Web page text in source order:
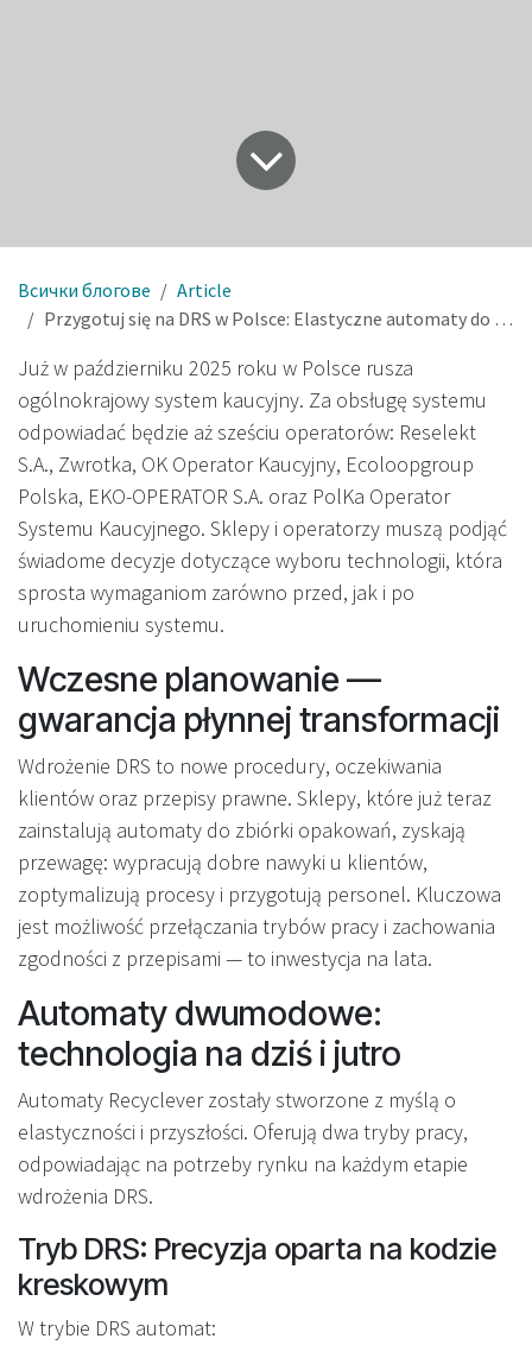
Всички блогове
Article
Przygotuj się na DRS w Polsce: Elastyczne automaty do zbiórki opakowań
Już w październiku 2025 roku w Polsce rusza
ogólnokrajowy system kaucyjny. Za obsługę systemu
odpowiadać będzie aż sześciu operatorów: Reselekt
S.A., Zwrotka, OK Operator Kaucyjny, Ecoloopgroup
Polska, EKO-OPERATOR S.A. oraz PolKa Operator
Systemu Kaucyjnego. Sklepy i operatorzy muszą podjąć
świadome decyzje dotyczące wyboru technologii, która
sprosta wymaganiom zarówno przed, jak i po
uruchomieniu systemu.
Wczesne planowanie —
gwarancja płynnej transformacji
Wdrożenie DRS to nowe procedury, oczekiwania
klientów oraz przepisy prawne. Sklepy, które już teraz
zainstalują automaty do zbiórki opakowań, zyskają
przewagę: wypracują dobre nawyki u klientów,
zoptymalizują procesy i przygotują personel. Kluczowa
jest możliwość przełączania trybów pracy i zachowania
zgodności z przepisami — to inwestycja na lata.
Automaty dwumodowe:
technologia na dziś i jutro
Automaty Recyclever zostały stworzone z myślą o
elastyczności i przyszłości. Oferują dwa tryby pracy,
odpowiadając na potrzeby rynku na każdym etapie
wdrożenia DRS.
Tryb DRS: Precyzja oparta na kodzie
kreskowym
W trybie DRS automat: